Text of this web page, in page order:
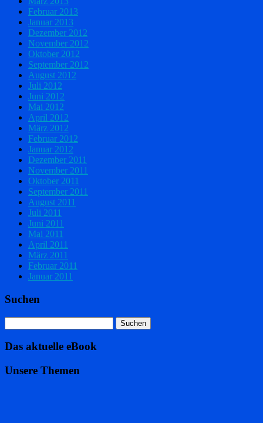
Februar 2013
Januar 2013
Dezember 2012
November 2012
Oktober 2012
September 2012
August 2012
Juli 2012
Juni 2012
Mai 2012
April 2012
März 2012
Februar 2012
Januar 2012
Dezember 2011
November 2011
Oktober 2011
September 2011
August 2011
Juli 2011
Juni 2011
Mai 2011
April 2011
März 2011
Februar 2011
Januar 2011
Suchen
Das aktuelle eBook
Unsere Themen